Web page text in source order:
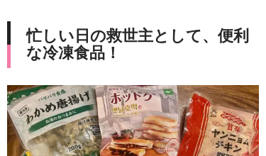
忙しい日の救世主として、便利
な冷凍食品！